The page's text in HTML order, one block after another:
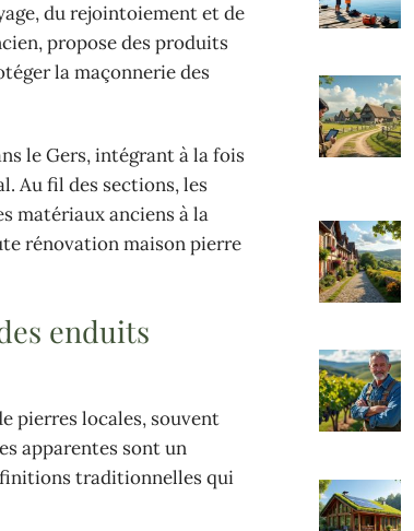
du rejointoiement et de
propose des produits
la maçonnerie des
le Gers, intégrant à la fois
Au fil des sections, les
matériaux anciens à la
rénovation maison pierre
enduits
pierres locales, souvent
apparentes sont un
traditionnelles qui